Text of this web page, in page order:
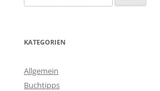
KATEGORIEN
Allgemein
Buchtipps